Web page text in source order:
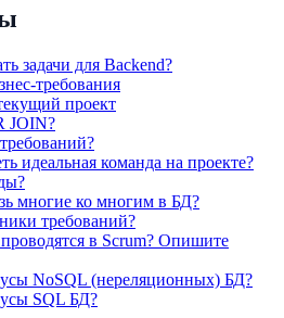
задачи для Backend?
требования
проект
JOIN?
идеальная команда на проекте?
многие ко многим в БД?
требований?
в Scrum? Опишите
NoSQL (нереляционных) БД?
SQL БД?